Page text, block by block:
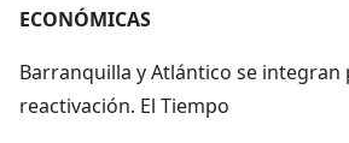
ECONÓMICAS
Barranquilla y Atlántico se integran
reactivación. El Tiempo